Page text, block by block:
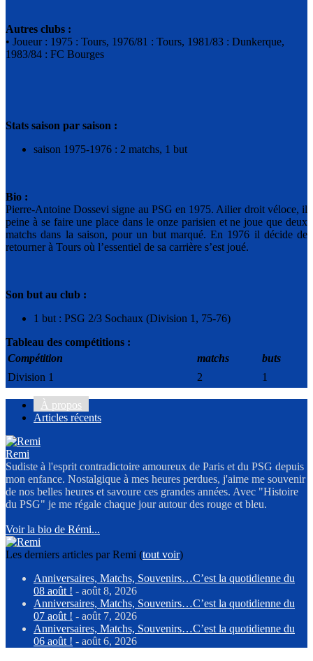
Autres clubs :
• Joueur : 1975 : Tours, 1976/81 : Tours, 1981/83 : Dunkerque,
1983/84 : FC Bourges
Stats saison par saison :
saison 1975-1976 : 2 matchs, 1 but
Bio :
Pierre-Antoine Dossevi signe au PSG en 1975. Ailier droit véloce, il
peine à se faire une place dans le onze parisien et ne joue que deux
matchs dans la saison, pour un but marqué. En 1976 il décide de
retourner à Tours où l’essentiel de sa carrière s’est joué.
Son but au club :
1 but : PSG 2/3 Sochaux (Division 1, 75-76)
Tableau des compétitions :
Compétition
matchs
buts
Division 1
2 1
À propos
Articles récents
Remi
Sudiste à l'esprit contradictoire amoureux de Paris et du PSG depuis
mon enfance. Nostalgique à mes heures perdues, j'aime me souvenir
de nos belles heures et savoure ces grandes années. Avec "Histoire
du PSG" je me régale chaque jour autour des rouge et bleu.
Voir la bio de Rémi...
Les derniers articles par Remi (tout voir)
Anniversaires, Matchs, Souvenirs…C’est la quotidienne du
08 août ! - août 8, 2026
Anniversaires, Matchs, Souvenirs…C’est la quotidienne du
07 août ! - août 7, 2026
Anniversaires, Matchs, Souvenirs…C’est la quotidienne du
06 août ! - août 6, 2026